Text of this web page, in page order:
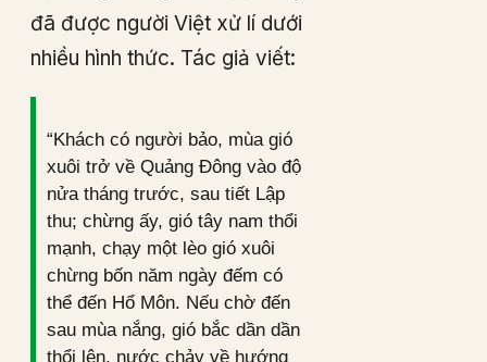
đã được người Việt xử lí dưới
nhiều hình thức. Tác giả viết:
“Khách có người bảo, mùa gió
xuôi trở về Quảng Đông vào độ
nửa tháng trước, sau tiết Lập
thu; chừng ấy, gió tây nam thổi
mạnh, chạy một lèo gió xuôi
chừng bốn năm ngày đếm có
thể đến Hổ Môn. Nếu chờ đến
sau mùa nắng, gió bắc dần dần
thổi lên, nước chảy về hướng